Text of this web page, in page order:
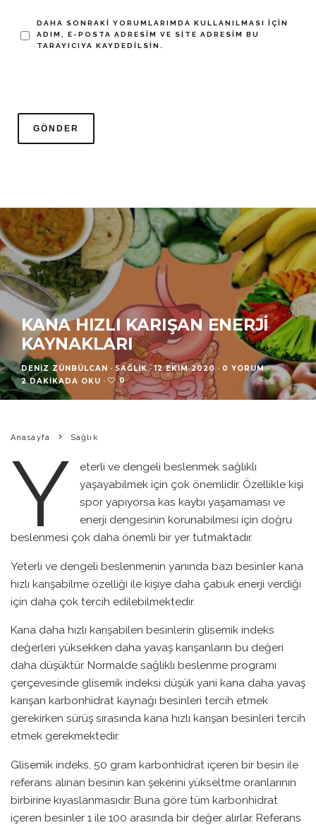
DAHA SONRAKI YORUMLARIMDA KULLANILMASI IÇIN
ADIM, E-POSTA ADRESIM VE SITE ADRESIM BU
TARAYICIYA KAYDEDILSIN.
KANA HIZLI KARIŞAN ENERJI
KAYNAKLARI
DENIZ ZÜNBÜLCAN · SAĞLIK · 12 EKIM 2020 · 0 YORUM ·
2 DAKIKADA OKU · 0
Anasayfa Sağlık
Y
eterli ve dengeli beslenmek sağlıklı
yaşayabilmek için çok önemlidir. Özellikle kişi
spor yapıyorsa kas kaybı yaşamaması ve
enerji dengesinin korunabilmesi için doğru
beslenmesi çok daha önemli bir yer tutmaktadır.
Yeterli ve dengeli beslenmenin yanında bazı besinler kana
hızlı karışabilme özelliği ile kişiye daha çabuk enerji verdiği
için daha çok tercih edilebilmektedir.
Kana daha hızlı karışabilen besinlerin glisemik indeks
değerleri yüksekken daha yavaş karışanların bu değeri
daha düşüktür. Normalde sağlıklı beslenme programı
çerçevesinde glisemik indeksi düşük yani kana daha yavaş
karışan karbonhidrat kaynağı besinleri tercih etmek
gerekirken sürüş sırasında kana hızlı karışan besinleri tercih
etmek gerekmektedir.
Glisemik indeks, 50 gram karbonhidrat içeren bir besin ile
referans alınan besinin kan şekerini yükseltme oranlarının
birbirine kıyaslanmasıdır. Buna göre tüm karbonhidrat
içeren besinler 1 ile 100 arasında bir değer alırlar. Referans